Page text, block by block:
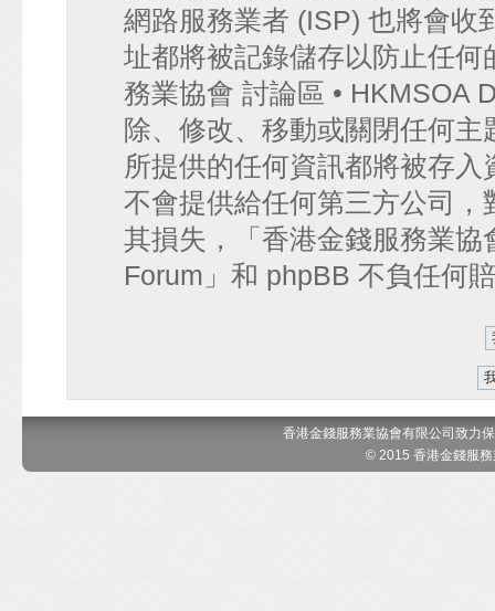
網路服務業者 (ISP) 也將會收
址都將被記錄儲存以防止任
務業協會 討論區 • HKMSOA
除、修改、移動或關閉任何
所提供的任何資訊都將被存
不會提供給任何第三方公司
其損失，「香港金錢服務業
Forum」和 phpBB 不負任何
香港金錢服務業協會有限公司致力
© 2015 香港金錢服